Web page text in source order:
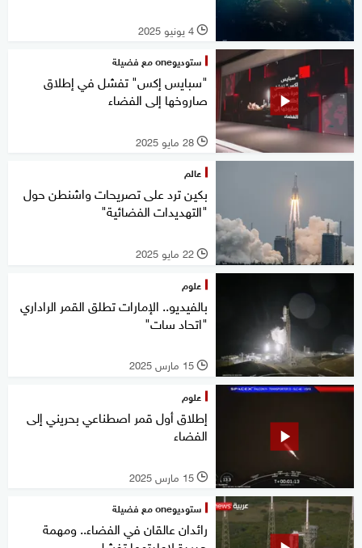
l 4 يونيو 2025
ستوديوone مع فضيلة
"سبايس إكس" تفشل في إطلاق
صاروخها إلى الفضاء
l 28 مايو 2025
عالم
بكين ترد على تصريحات واشنطن حول
"التهديدات الفضائية"
l 22 مايو 2025
علوم
بالفيديو.. الإمارات تطلق القمر الراداري
"اتحاد سات"
l 15 مارس 2025
علوم
إطلاق أول قمر اصطناعي بحريني إلى
الفضاء
l 15 مارس 2025
ستوديوone مع فضيلة
رائدان عالقان في الفضاء.. ومهمة